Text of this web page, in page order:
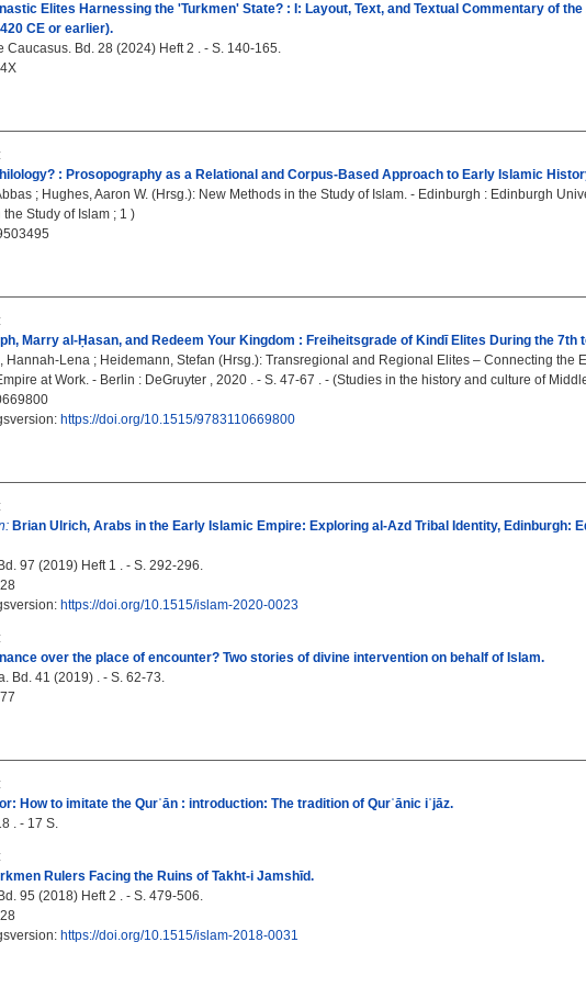
Elites Harnessing the 'Turkmen' State? : I: Layout, Text, and Textual Commentary of
CE or earlier).
Caucasus. Bd. 28 (2024) Heft 2 . - S. 140-165.
:
: Prosopography as a Relational and Corpus-Based Approach to Early Islamic
; Hughes, Aaron W. (Hrsg.): New Methods in the Study of Islam. - Edinburgh : Edinburgh
Study of Islam ; 1 )
:
Marry al-Ḥasan, and Redeem Your Kingdom : Freiheitsgrade of Kindī Elites During the 7th
Hannah-Lena ; Heidemann, Stefan (Hrsg.): Transregional and Regional Elites – Connecting the
at Work. - Berlin : DeGruyter , 2020 . - S. 47-67 . - (Studies in the history and culture of
https://doi.org/10.1515/9783110669800
:
Brian Ulrich, Arabs in the Early Islamic Empire: Exploring al-Azd Tribal Identity, Edinburgh:
97 (2019) Heft 1 . - S. 292-296.
https://doi.org/10.1515/islam-2020-0023
:
over the place of encounter? Two stories of divine intervention on behalf of Islam.
Bd. 41 (2019) . - S. 62-73.
:
How to imitate the Qurʾān : introduction: The tradition of Qurʾānic iʿjāz.
. - 17 S.
:
Rulers Facing the Ruins of Takht-i Jamshīd.
95 (2018) Heft 2 . - S. 479-506.
https://doi.org/10.1515/islam-2018-0031